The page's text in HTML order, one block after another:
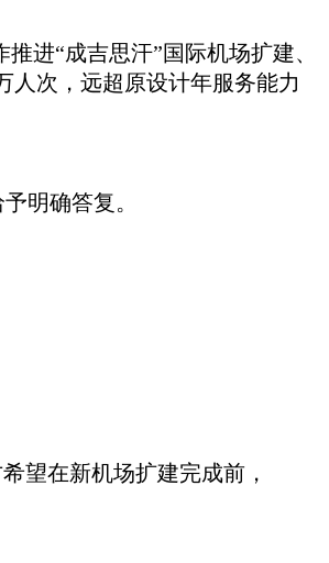
推进“成吉思汗”国际机场扩建、
人次，远超原设计年服务能力
明确答复。
望在新机场扩建完成前，